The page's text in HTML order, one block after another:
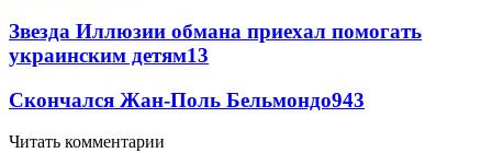
Звезда Иллюзии обмана приехал помогать
украинским детям13
Скончался Жан-Поль Бельмондо943
Читать комментарии